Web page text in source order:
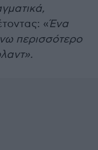
«Ένα
περισσότερο